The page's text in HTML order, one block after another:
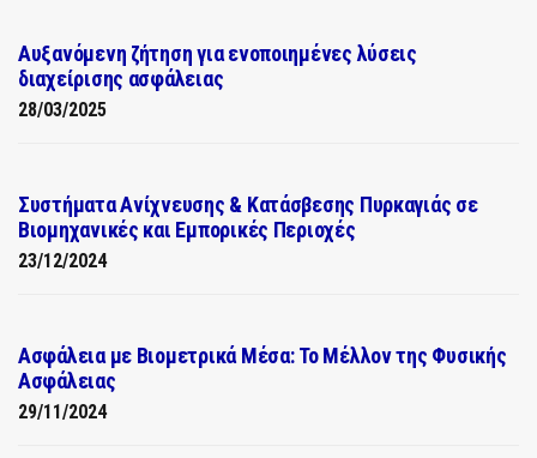
Αυξανόμενη ζήτηση για ενοποιημένες λύσεις
διαχείρισης ασφάλειας
28/03/2025
Συστήματα Ανίχνευσης & Κατάσβεσης Πυρκαγιάς σε
Βιομηχανικές και Εμπορικές Περιοχές
23/12/2024
Ασφάλεια με Βιομετρικά Μέσα: Το Μέλλον της Φυσικής
Ασφάλειας
29/11/2024